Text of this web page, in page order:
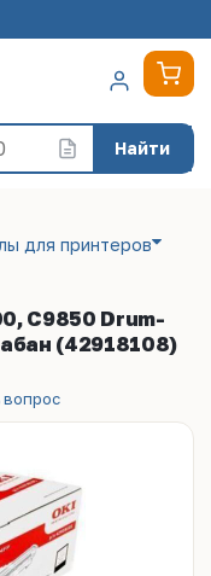
Найти
для принтеров
C9850 Drum-
(42918108)
вопрос